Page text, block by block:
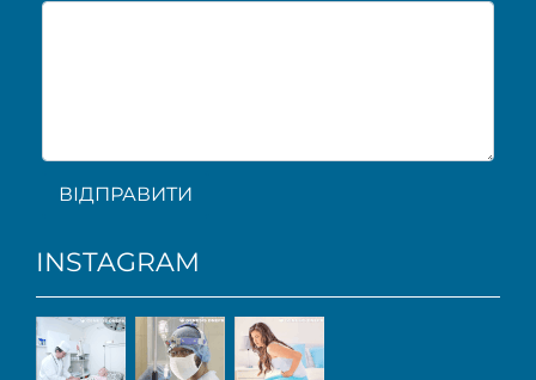
ВІДПРАВИТИ
INSTAGRAM